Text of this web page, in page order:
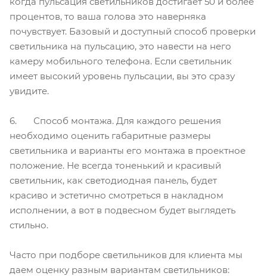
процентов, то ваша голова это наверняка
почувствует. Базовый и доступный способ проверки
светильника на пульсацию, это навести на него
камеру мобильного телефона. Если светильник
имеет высокий уровень пульсации, вы это сразу
увидите.
6. Способ монтажа. Для каждого решения
необходимо оценить габаритные размеры
светильника и варианты его монтажа в проектное
положение. Не всегда тоненький и красивый
светильник, как светодиодная панель, будет
красиво и эстетично смотреться в накладном
исполнении, а вот в подвесном будет выглядеть
стильно.
Часто при подборе светильников для клиента мы
даем оценку разным вариантам светильников: